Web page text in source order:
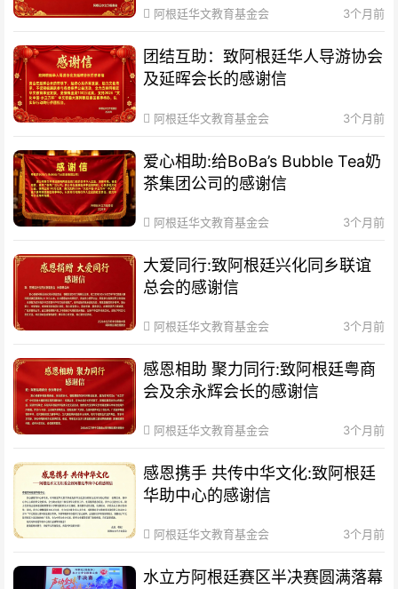
阿根廷华文教育基金会 3个月前
团结互助：致阿根廷华人导游协会
及延晖会长的感谢信
阿根廷华文教育基金会 3个月前
爱心相助:给BoBa’s Bubble Tea奶
茶集团公司的感谢信
阿根廷华文教育基金会 3个月前
大爱同行:致阿根廷兴化同乡联谊
总会的感谢信
阿根廷华文教育基金会 3个月前
感恩相助 聚力同行:致阿根廷粤商
会及余永辉会长的感谢信
阿根廷华文教育基金会 3个月前
感恩携手 共传中华文化:致阿根廷
华助中心的感谢信
阿根廷华文教育基金会 3个月前
水立方阿根廷赛区半决赛圆满落幕